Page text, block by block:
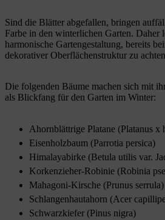
Sind die Blätter abgefallen, bringen
Farbe in den winterlichen Garten. Daher
harmonische Gartengestaltung, bereits
dekorativer Oberflächenstruktur zu
Die folgenden Bäume machen sich mit
als Blickfang für den Garten im Winter:
Ahornblättrige Platane (Platanus x
Eisenholzbaum (Parrotia persica)
Himalayabirke (Betula utilis var.
Korkenzieher-Robinie (Robinia
Mahagoni-Kirsche (Prunus serrula)
Schlangenhautahorn (Acer
Schwarzkiefer (Pinus nigra)